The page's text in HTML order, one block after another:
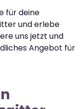
für deine
und erlebe
uns jetzt und
Angebot für